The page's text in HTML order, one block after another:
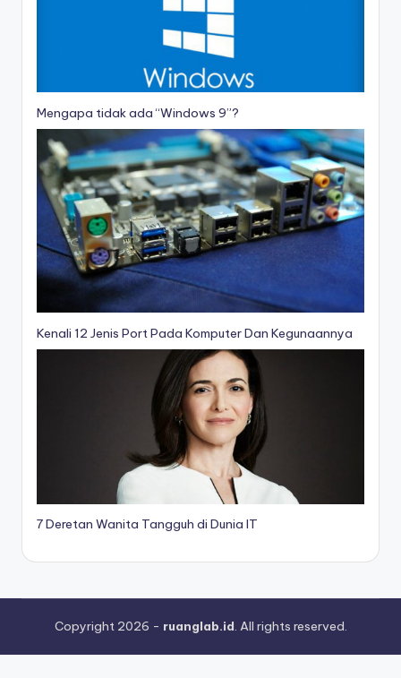
Mengapa tidak ada “Windows 9”?
Kenali 12 Jenis Port Pada Komputer Dan Kegunaannya
7 Deretan Wanita Tangguh di Dunia IT
Copyright 2026 - ruanglab.id. All rights reserved.